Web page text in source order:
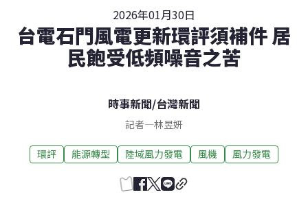
2026年01月30日
台電石門風電更新環評須補件 居
民飽受低頻噪音之苦
時事新聞/台灣新聞
記者—林昱妍
環評 能源轉型 陸域風力發電 風機 風力發電